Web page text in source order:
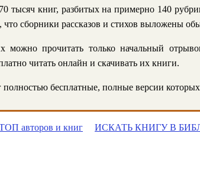
тысяч книг, разбитых на примерно 140
что сборники рассказов и стихов выложены
прочитать только начальный
читать онлайн и скачивать их книги.
бесплатные, полные версии
авторов и книг ИСКАТЬ КНИГУ В